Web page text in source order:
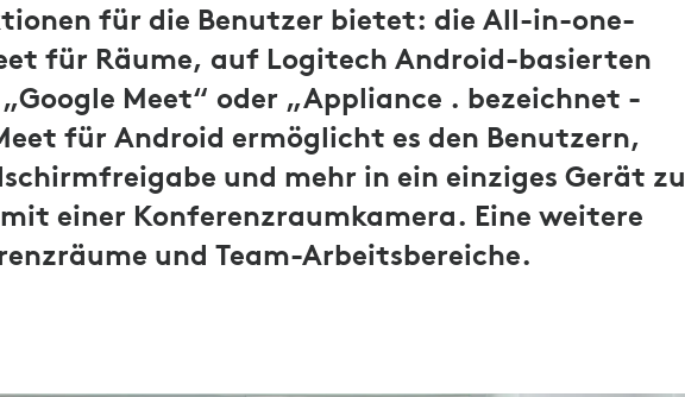
für die Benutzer bietet: die All-in-one-
für Räume, auf Logitech Android-basierten
Meet“ oder „Appliance . bezeichnet -
für Android ermöglicht es den Benutzern,
und mehr in ein einziges Gerät zu
einer Konferenzraumkamera. Eine weitere
und Team-Arbeitsbereiche.